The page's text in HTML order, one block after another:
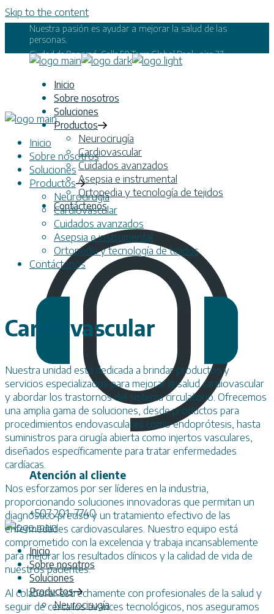
Skip to the content
Nuestra pasión es ayudar a mejorar la salud de las
personas.
Ciudad de Panamá, Calle 50 Torre Global Bank, piso 27
oficina 2703 | info@vitalmedic.com.pa
Inicio
Sobre nosotros
Soluciones
Productos
Neurocirugía
Cardiovascular
Cuidados avanzados
Asepsia e instrumental
Ortopedia y tecnología de tejidos
Contáctenos
Atención al cliente
+507 201-7740
Inicio
Sobre nosotros
Soluciones
Productos
Neurocirugía
Inicio
Sobre nosotros
Soluciones
Productos
Neurocirugía
Cardiovascular
Cuidados avanzados
Asepsia e instrumental
Ortopedia y tecnología de tejidos
Contáctenos
Cardiovascular
Nuestra unidad está dedicada a brindar productos y
servicios especializados para mejorar la salud cardiovascular
y abordar los trastornos del sistema circulatorio. Ofrecemos
una amplia gama de soluciones, desde productos para
procedimientos endovasculares como endoprótesis, hasta
suministros para cirugía abierta como injertos vasculares,
diseñados específicamente para tratar enfermedades
cardíacas.
Nos esforzamos por ser líderes en la industria,
proporcionando soluciones innovadoras que permitan un
diagnóstico preciso y un tratamiento efectivo de las
enfermedades cardiovasculares. Nuestro equipo está
comprometido con la excelencia y trabaja incansablemente
para mejorar los resultados clínicos y la calidad de vida de
nuestros pacientes.
Al colaborar estrechamente con profesionales de la salud y
seguir de cerca los avances tecnológicos, nos aseguramos